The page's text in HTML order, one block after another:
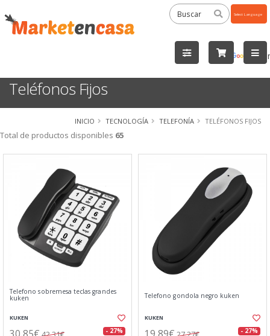
by
Teléfonos Fijos
INICIO TECNOLOGÍA TELEFONÍA TELÉFONOS FIJOS
Total de productos disponibles 65
Telefono sobremesa teclas grandes
kuken
KUKEN
- 27%
Telefono gondola negro kuken
KUKEN
- 27%